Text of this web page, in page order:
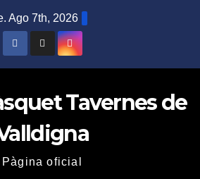
Ago 7th, 2026
Tavernes de
Pàgina oficial